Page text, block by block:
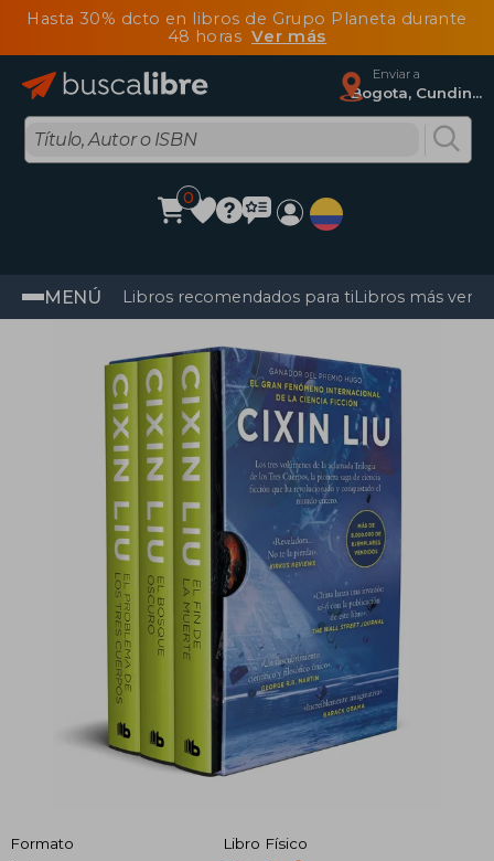
Hasta 30% dcto en libros de Grupo Planeta durante
48 horasVer más
Enviar a
Bogota, Cundinamarca
0
MENÚ Libros recomendados para tiLibros más
Formato
Libro Físico